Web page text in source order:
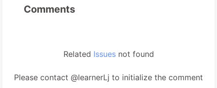
Comments
Related Issuesnot found
Please contact @learnerLj to initialize the comment